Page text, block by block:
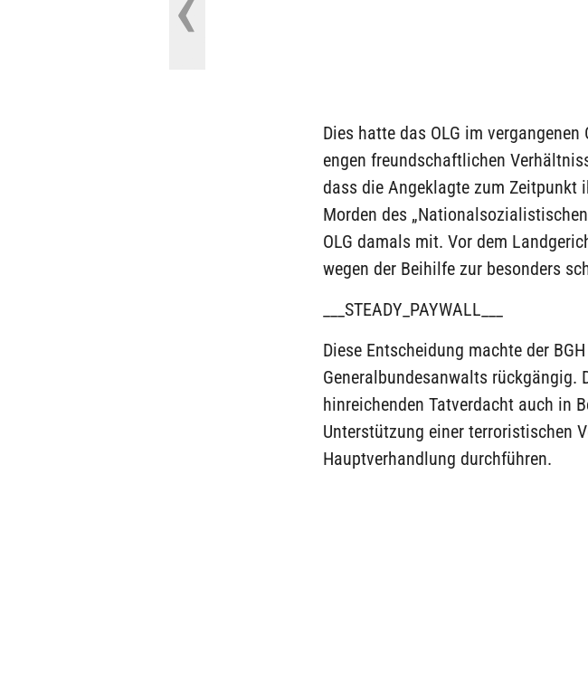
Dies hatte das OLG im
engen freundschaftlichen
dass die Angeklagte zum Zeitpunkt
Morden des
OLG damals mit. Vor dem
wegen der Beihilfe zur besonders
___STEADY_PAYWALL___
Diese Entscheidung machte der
Generalbundesanwalts rückgängig.
hinreichenden Tatverdacht auch in
Unterstützung einer terroristischen
Hauptverhandlung durchführen.